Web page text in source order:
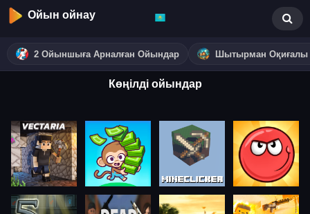
Ойын ойнау
2 Ойыншыға Арналған Ойындар Шытырман
Көңілді ойындар